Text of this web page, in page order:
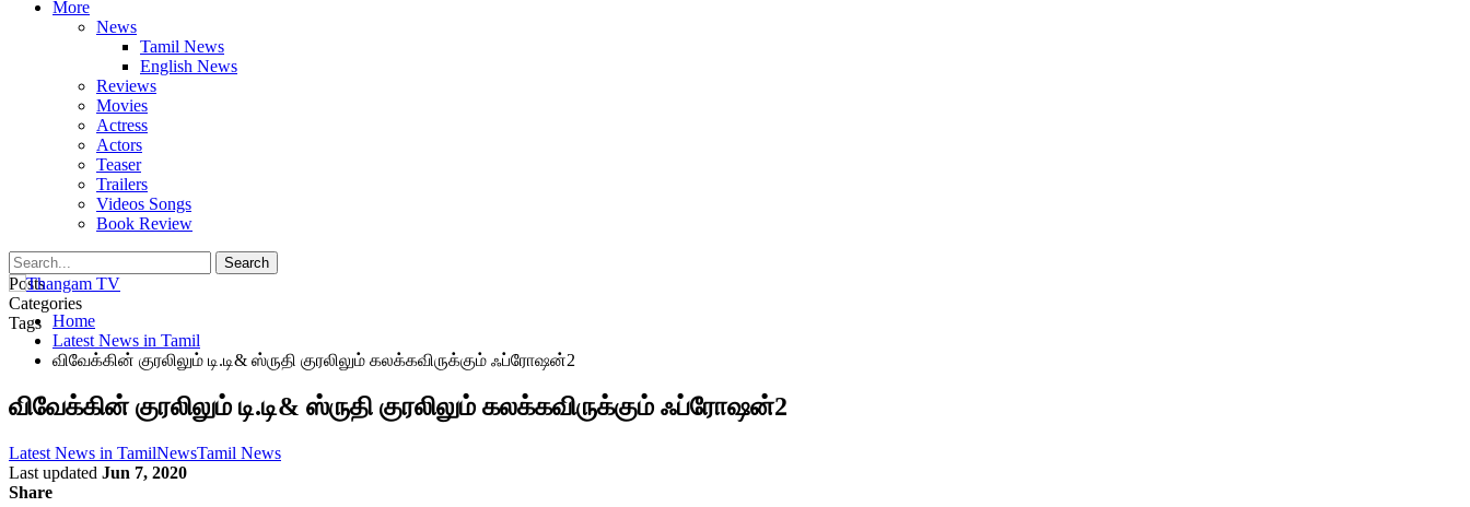
More
News
Tamil News
English News
Reviews
Movies
Actress
Actors
Teaser
Trailers
Videos Songs
Book Review
Posts
Categories
Tags Home
Latest News in Tamil
விவேக்கின் குரலிலும் டி.டி& ஸ்ருதி குரலிலும் கலக்கவிருக்கும் ஃப்ரோஷன்2
விவேக்கின் குரலிலும் டி.டி& ஸ்ருதி குரலிலும் கலக்கவிருக்கும் ஃப்ரோஷன்2
Latest News in TamilNewsTamil News
Last updated Jun 7, 2020
Share